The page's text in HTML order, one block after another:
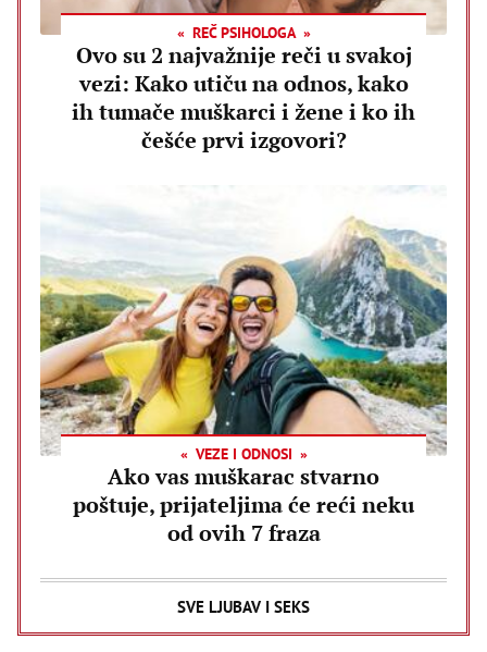
REČ PSIHOLOGA
Ovo su 2 najvažnije reči u svakoj
vezi: Kako utiču na odnos, kako
ih tumače muškarci i žene i ko ih
češće prvi izgovori?
VEZE I ODNOSI
Ako vas muškarac stvarno
poštuje, prijateljima će reći neku
od ovih 7 fraza
SVE LJUBAV I SEKS